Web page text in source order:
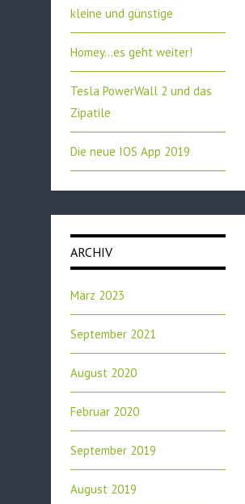
kleine und günstige
Homey…es geht weiter!
Tesla PowerWall 2 und das
Zipatile
Die neue IOS App 2019
ARCHIV
März 2023
September 2021
August 2020
Februar 2020
September 2019
August 2019